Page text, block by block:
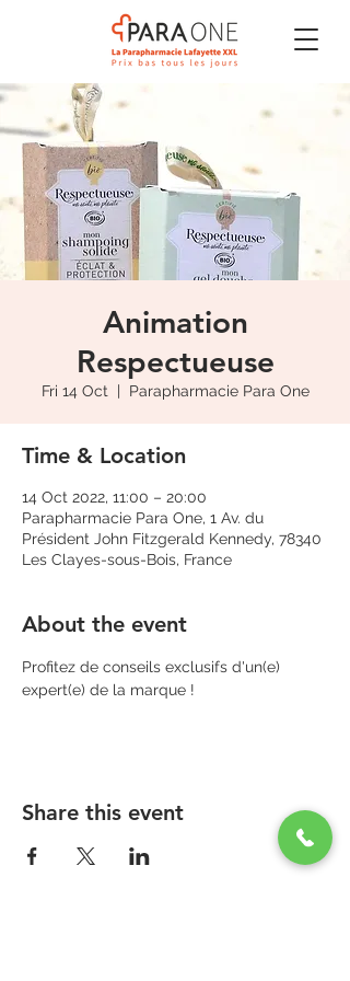
Animation
Respectueuse
Fri 14 Oct
  |
Parapharmacie Para One
Time & Location
14 Oct 2022, 11:00 – 20:00
Parapharmacie Para One, 1 Av. du
Président John Fitzgerald Kennedy, 78340
Les Clayes-sous-Bois, France
About the event
Profitez de conseils exclusifs d'un(e)
expert(e) de la marque !
Share this event